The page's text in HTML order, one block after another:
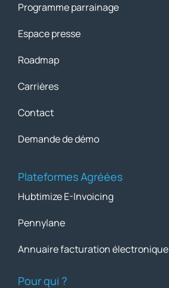
Programme parrainage
Espace presse
Roadmap
Carrières
Contact
Demande de démo
Plateformes Agréées
Hubtimize E-Invoicing
Pennylane
Annuaire facturation électronique
Pour qui ?